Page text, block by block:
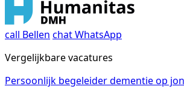
call Bellen chatWhatsApp
Vergelijkbare vacatures
Persoonlijk begeleider dementie op